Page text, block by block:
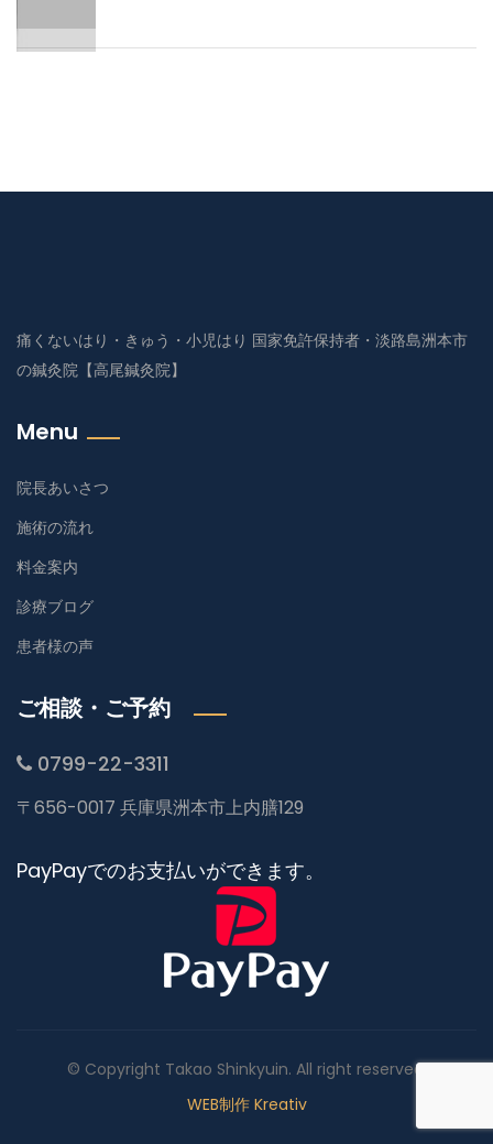
痛くないはり・きゅう・小児はり 国家免許保持者・淡路島洲本市
の鍼灸院【高尾鍼灸院】
Menu
院長あいさつ
施術の流れ
料金案内
診療ブログ
患者様の声
ご相談・ご予約
0799-22-3311
〒656-0017 兵庫県洲本市上内膳129
PayPayでのお支払いができます。
© Copyright Takao Shinkyuin. All right reserved.
WEB制作 Kreativ